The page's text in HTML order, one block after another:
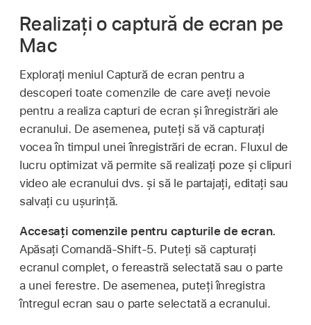
Realizați o captură de ecran pe
Mac
Explorați meniul Captură de ecran pentru a
descoperi toate comenzile de care aveți nevoie
pentru a realiza capturi de ecran și înregistrări ale
ecranului. De asemenea, puteți să vă capturați
vocea în timpul unei înregistrări de ecran. Fluxul de
lucru optimizat vă permite să realizați poze și clipuri
video ale ecranului dvs. și să le partajați, editați sau
salvați cu ușurință.
Accesați comenzile pentru capturile de ecran.
Apăsați Comandă-Shift-5. Puteți să capturați
ecranul complet, o fereastră selectată sau o parte
a unei ferestre. De asemenea, puteți înregistra
întregul ecran sau o parte selectată a ecranului.